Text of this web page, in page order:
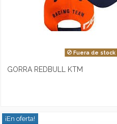
Fuera de stock
GORRA REDBULL KTM
¡En oferta!